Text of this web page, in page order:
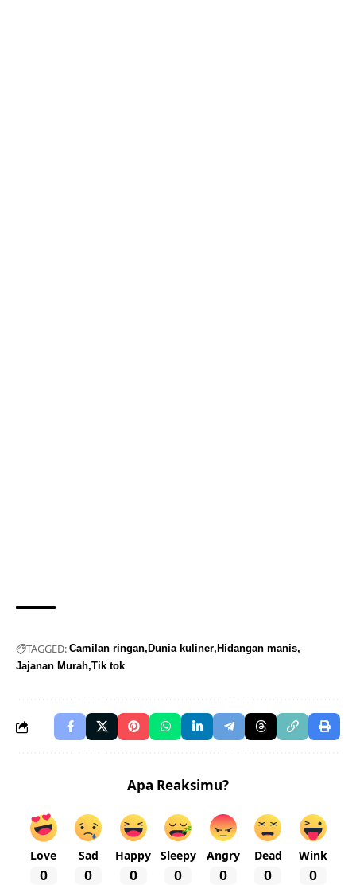
TAGGED: Camilan ringan Dunia kuliner Hidangan manis
Jajanan Murah Tik tok
Apa Reaksimu?
Love
0
Sad
0
Happy
0
Sleepy
0
Angry
0
Dead
0
Wink
0